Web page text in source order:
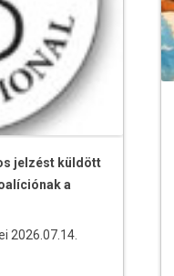
jelzést küldött
a
2026.07.14.